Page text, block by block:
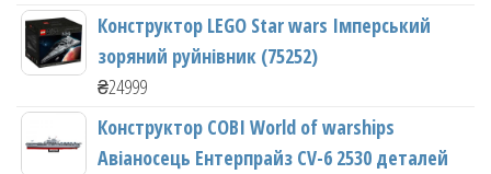
Конструктор LEGO Star wars Імперський
зоряний руйнівник (75252)
₴24999
Конструктор COBI World of warships
Авіаносець Ентерпрайз CV-6 2530 деталей